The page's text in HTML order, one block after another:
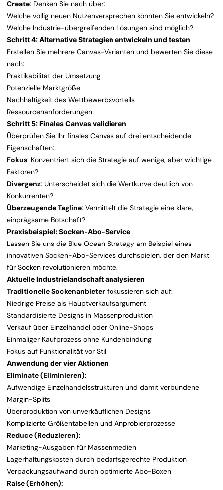
Create: Denken Sie nach über:
Welche völlig neuen Nutzenversprechen könnten Sie entwickeln?
Welche Industrie-übergreifenden Lösungen sind möglich?
Schritt 4: Alternative Strategien entwickeln und testen
Erstellen Sie mehrere Canvas-Varianten und bewerten Sie diese
nach:
Praktikabilität der Umsetzung
Potenzielle Marktgröße
Nachhaltigkeit des Wettbewerbsvorteils
Ressourcenanforderungen
Schritt 5: Finales Canvas validieren
Überprüfen Sie Ihr finales Canvas auf drei entscheidende
Eigenschaften:
Fokus: Konzentriert sich die Strategie auf wenige, aber wichtige
Faktoren?
Divergenz: Unterscheidet sich die Wertkurve deutlich von
Konkurrenten?
Überzeugende Tagline: Vermittelt die Strategie eine klare,
einprägsame Botschaft?
Praxisbeispiel: Socken-Abo-Service
Lassen Sie uns die Blue Ocean Strategy am Beispiel eines
innovativen Socken-Abo-Services durchspielen, der den Markt
für Socken revolutionieren möchte.
Aktuelle Industrielandschaft analysieren
Traditionelle Sockenanbieter fokussieren sich auf:
Niedrige Preise als Hauptverkaufsargument
Standardisierte Designs in Massenproduktion
Verkauf über Einzelhandel oder Online-Shops
Einmaliger Kaufprozess ohne Kundenbindung
Fokus auf Funktionalität vor Stil
Anwendung der vier Aktionen
Eliminate (Eliminieren):
Aufwendige Einzelhandelsstrukturen und damit verbundene
Margin-Splits
Überproduktion von unverkäuflichen Designs
Komplizierte Größentabellen und Anprobierprozesse
Reduce (Reduzieren):
Marketing-Ausgaben für Massenmedien
Lagerhaltungskosten durch bedarfsgerechte Produktion
Verpackungsaufwand durch optimierte Abo-Boxen
Raise (Erhöhen):